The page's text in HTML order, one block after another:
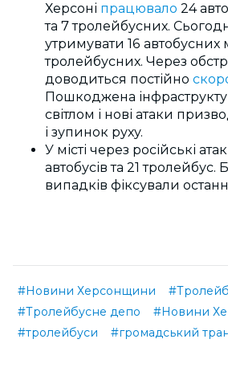
Херсоні працювало 24
та 7 тролейбусних.
утримувати 16 автобусних
тролейбусних. Через
доводиться постійно
Пошкоджена
світлом і нові атаки
і зупинок руху.
У місті через російські
автобусів та 21 тролейбус.
випадків фіксували
#Новини Херсонщини
#Тролейбусне депо
#Новини
#тролейбуси
#громадський